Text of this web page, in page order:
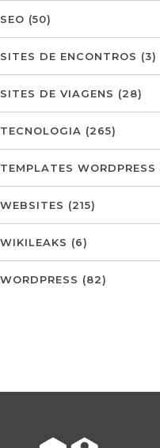
SEO (50)
SITES DE ENCONTROS (3)
SITES DE VIAGENS (28)
TECNOLOGIA (265)
TEMPLATES WORDPRESS
WEBSITES (215)
WIKILEAKS (6)
WORDPRESS (82)